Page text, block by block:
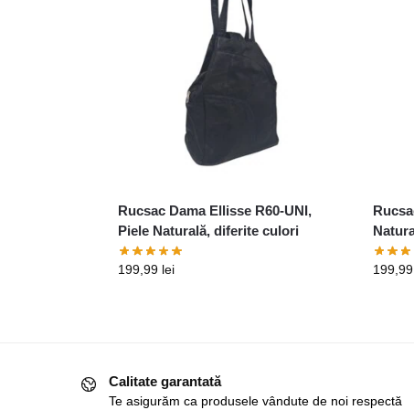
Rucsac Dama Ellisse R60-UNI,
Piele Naturală, diferite culori
199,99 lei 199,99
Calitate garantată
Te asigurăm ca produsele vândute de noi respectă